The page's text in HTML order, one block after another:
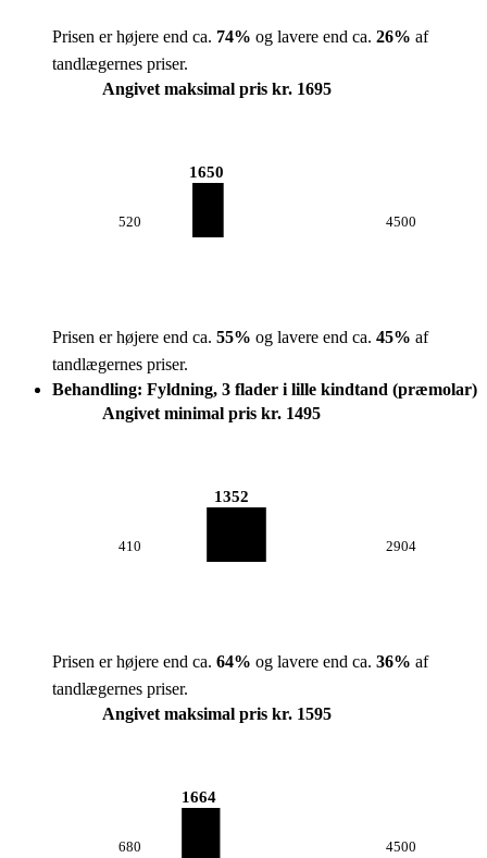
Prisen er højere end ca. 74% og lavere end ca. 26% af
tandlægernes priser.
Angivet maksimal pris kr. 1695
520
1650
4500
Prisen er højere end ca. 55% og lavere end ca. 45% af
tandlægernes priser.
Behandling: Fyldning, 3 flader i lille kindtand (præmolar)
Angivet minimal pris kr. 1495
410
1352
2904
Prisen er højere end ca. 64% og lavere end ca. 36% af
tandlægernes priser.
Angivet maksimal pris kr. 1595
680
1664
4500